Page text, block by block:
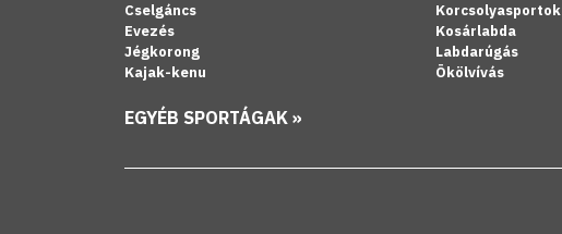
Cselgáncs
Evezés
Jégkorong
Kajak-kenu
Korcsolyasportok
Kosárlabda
Labdarúgás
Ökölvívás
EGYÉB SPORTÁGAK »